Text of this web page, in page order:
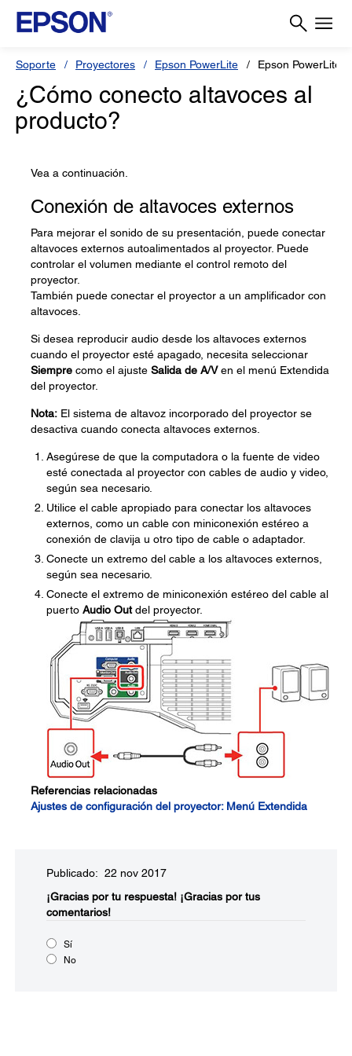
Soporte Proyectores Epson PowerLite Epson PowerLite
¿Cómo conecto altavoces al
producto?
Vea a continuación.
Conexión de altavoces externos
Para mejorar el sonido de su presentación, puede conectar
altavoces externos autoalimentados al proyector. Puede
controlar el volumen mediante el control remoto del
proyector.
También puede conectar el proyector a un amplificador con
altavoces.
Si desea reproducir audio desde los altavoces externos
cuando el proyector esté apagado, necesita seleccionar
Siempre como el ajuste Salida de A/Ven el menú Extendida
del proyector.
Nota: El sistema de altavoz incorporado del proyector se
desactiva cuando conecta altavoces externos.
Asegúrese de que la computadora o la fuente de video
esté conectada al proyector con cables de audio y video,
según sea necesario.
Utilice el cable apropiado para conectar los altavoces
externos, como un cable con miniconexión estéreo a
conexión de clavija u otro tipo de cable o adaptador.
Conecte un extremo del cable a los altavoces externos,
según sea necesario.
Conecte el extremo de miniconexión estéreo del cable al
puerto Audio Outdel proyector.
Referencias relacionadas
Ajustes de configuración del proyector: Menú Extendida
Publicado: 22 nov 2017
¡Gracias por tu respuesta! ¡Gracias por tus
comentarios!
Sí
No